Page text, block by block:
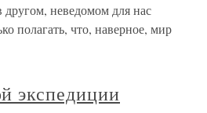
другом, неведомом для нас
полагать, что, наверное, мир
экспедиции